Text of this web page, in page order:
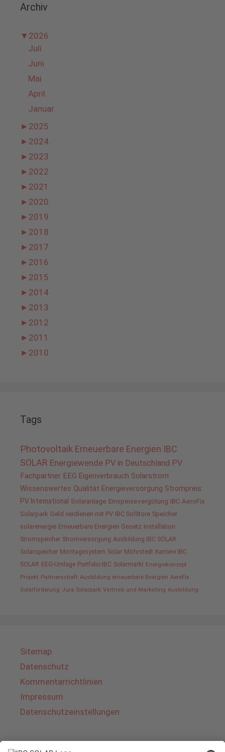
Archiv
▼ 2026
Juli
Juni
Mai
April
Januar
► 2025
► 2024
► 2023
► 2022
► 2021
► 2020
► 2019
► 2018
► 2017
► 2016
► 2015
► 2014
► 2013
► 2012
► 2011
► 2010
Tags
Photovoltaik Erneuerbare Energien IBC
SOLAR Energiewende PV in Deutschland PV
Fachpartner EEG Eigenverbrauch Solarstrom
Wissenswertes Qualität Energieversorgung Strompreis
PV International Solaranlage Einspeisevergütung IBC AeroFix
Solarpark Geld verdienen mit PV IBC SolStore Speicher
solarenergie Erneuerbare Energien Gesetz Installation
Stromspeicher Stromversorgung Ausbildung IBC SOLAR
Solarspeicher Montagesystem Solar Möhrstedt Karriere IBC
SOLAR EEG-Umlage Portfolio IBC Solarmarkt Energiekonzept
Projekt Partnerschaft Ausbildung erneuerbare Energien AeroFix
Solarförderung Jura Solarpark Vertrieb und Marketing Ausbildung
Sitemap
Datenschutz
Kommentarrichtlinien
Impressum
Datenschutzeinstellungen
Über IBC SOLAR